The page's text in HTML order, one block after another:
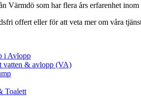
Värmdö som har flera års erfarenhet
offert eller för att veta mer om våra
i Avlopp
vatten & avlopp (VA)
Toalett